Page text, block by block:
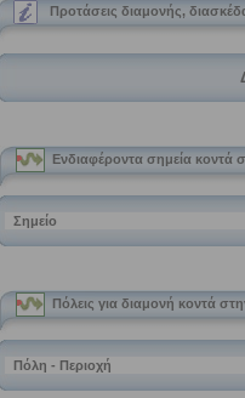
Προτάσεις διαμονής,